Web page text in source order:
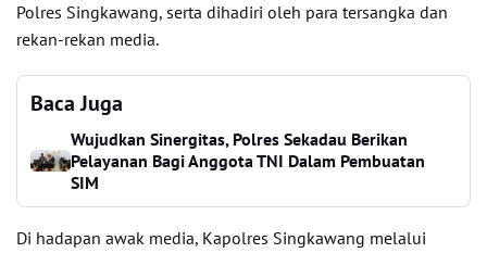
Polres Singkawang, serta dihadiri oleh para tersangka dan
rekan-rekan media.
Baca Juga
Wujudkan Sinergitas, Polres Sekadau Berikan
Pelayanan Bagi Anggota TNI Dalam Pembuatan
SIM
Di hadapan awak media, Kapolres Singkawang melalui